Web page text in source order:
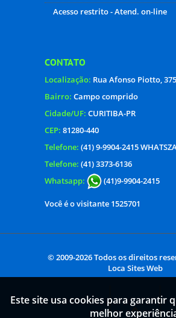
Acesso restrito - Atend. on-line
CONTATO
Localização: Rua Afonso Piotto,
Bairro: Campo comprido
Cidade/UF: CURITIBA-PR
CEP: 81280-440
Telefone: (41) 9-9904-2415
Telefone: (41) 3373-6136
Whatsapp:
(41)9-9904-2415
Você é o visitante 1525701
© 2009-2026 Todos os direitos
Loca Sites Web
Este site usa cookies para garantir
melhor